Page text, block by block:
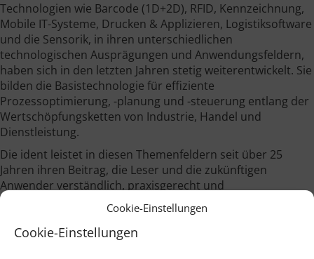
Cookie-Einstellungen
Cookie-Einstellungen
Technologien wie Barcode (1D+2D), RFID, Kennzeichnung,
Mobile IT-Systeme, Drucken & Applizieren, Logistiksoftware
und die Sensorik, in ihren unterschiedlichen
technologischen Ausprägungen und Anwendungsfeldern,
haben sich in den letzten Jahren stetig weiterentwickelt. Sie
bilden die Basistechnologie für effiziente
Prozessoptimierung, -planung und -steuerung entlang der
Wertschöpfungsketten von Industrie, Handel und
Dienstleistung.
Die ident leistet in diesen Themenfeldern seit über 25
Jahren ihren Beitrag, die Leser und die zukünftigen
Anwender verständlich, praxisgerecht und
branchenübergreifend über das gesamte
Leistungsspektrum zu informieren.
Begleitend zu diesen Themenbereichen stellt die ident im